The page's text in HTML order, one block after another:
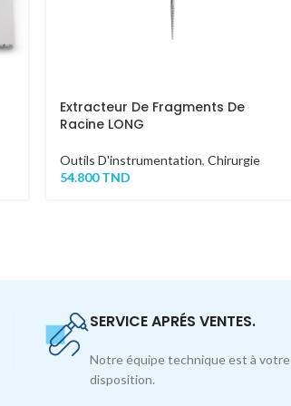
Extracteur De Fragments De
Racine LONG
Outils D'instrumentation, Chirurgie
54.800TND
SERVICE APRÉS VENTES.
Notre équipe technique est à votre
disposition.